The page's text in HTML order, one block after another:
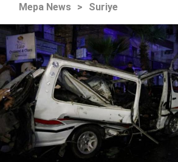
Mepa News > Suriye